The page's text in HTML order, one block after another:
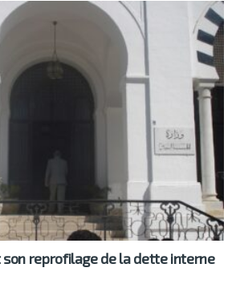
son reprofilage de la dette interne